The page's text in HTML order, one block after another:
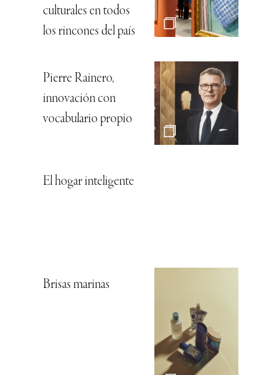
culturales en todos
los rincones del país
Pierre Rainero,
innovación con
vocabulario propio
El hogar inteligente
Brisas marinas